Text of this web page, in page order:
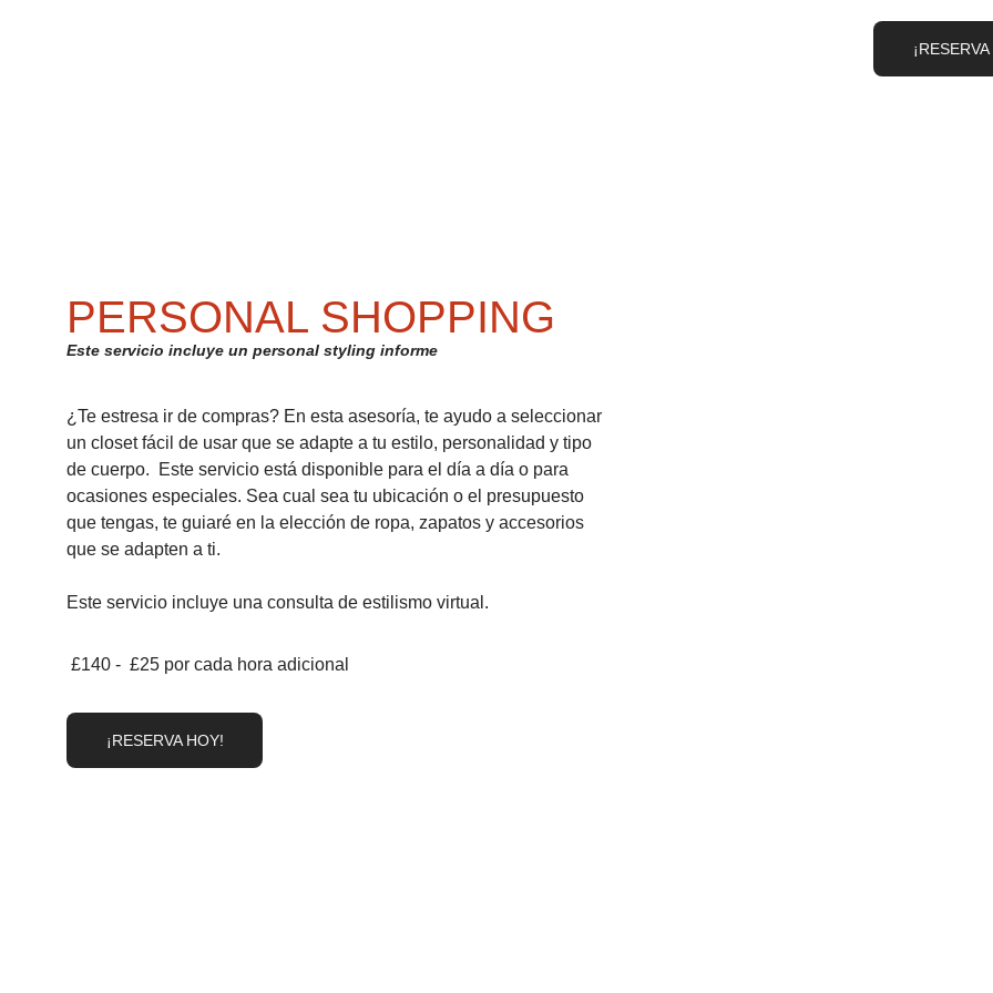
¿Te estresa ir de compras? En esta asesoría, te ayudo a seleccionar
un closet fácil de usar que se adapte a tu estilo, personalidad y tipo
de cuerpo.  Este servicio está disponible para el día a día o para
ocasiones especiales. Sea cual sea tu ubicación o el presupuesto
que tengas, te guiaré en la elección de ropa, zapatos y accesorios
que se adapten a ti.
Este servicio incluye una consulta de estilismo virtual.
£140 -  £25 por cada hora adicional
PERSONAL SHOPPING
¡RESERVA HOY!
Este servicio incluye un personal styling informe